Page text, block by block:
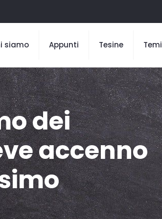
siamo Appunti Tesine Temi
dei
accenno